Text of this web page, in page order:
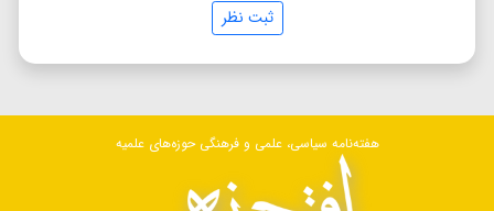
ثبت نظر
هفته‌نامه سیاسی، علمی و فرهنگی حوزه‌های علمیه